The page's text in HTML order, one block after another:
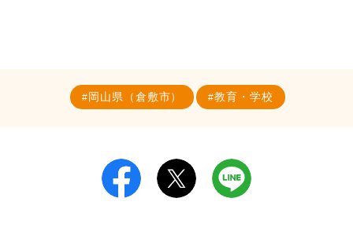
岡山県（倉敷市） 教育・学校